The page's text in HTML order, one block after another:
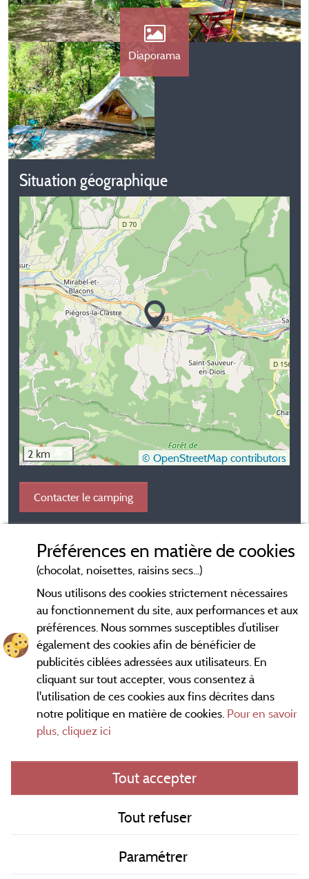
Diaporama
Situation géographique
2 km © OpenStreetMap contributors
Contacter le camping
Conditions générales d'utilisation
Contact
Préférences en matière de cookies
(chocolat, noisettes, raisins secs...)
Nous utilisons des cookies strictement nécessaires
au fonctionnement du site, aux performances et aux
préférences. Nous sommes susceptibles d’utiliser
également des cookies afin de bénéficier de
publicités ciblées adressées aux utilisateurs. En
cliquant sur tout accepter, vous consentez à
l'utilisation de ces cookies aux fins décrites dans
notre politique en matière de cookies. Pour en savoir
plus, cliquez ici
Tout accepter
Tout refuser
Paramétrer